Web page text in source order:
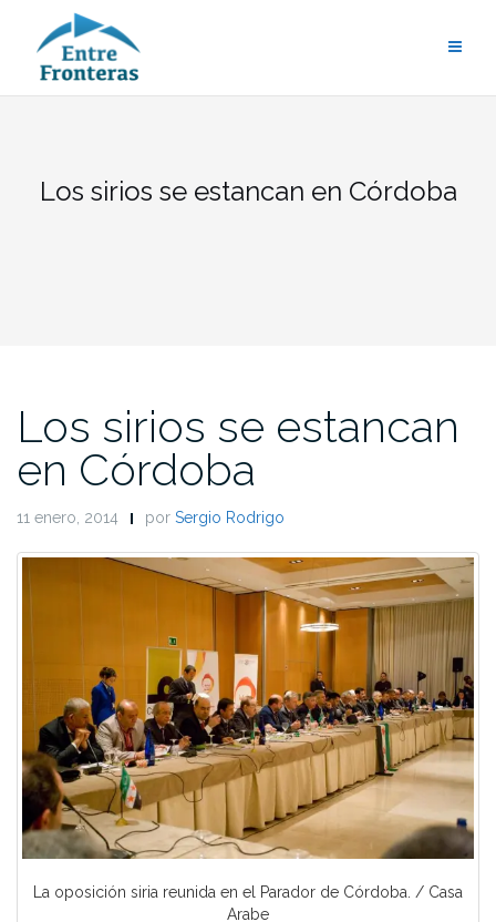
contenido
Los sirios se estancan en Córdoba
Los sirios se estancan
en Córdoba
11 enero, 2014 por Sergio Rodrigo
La oposición siria reunida en el Parador de Córdoba. / Casa
Arabe